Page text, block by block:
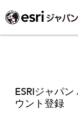
ESRIジャパ
ウント登録